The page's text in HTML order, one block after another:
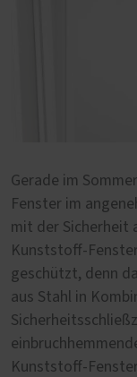
Gerade im
Fenster im
mit der Sicherheit
Kunststoff-
geschützt, denn
aus Stahl in
Kunststoff-